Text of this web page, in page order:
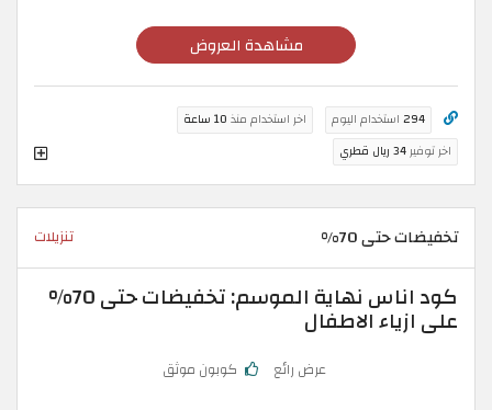
مشاهدة العروض
294 استخدام اليوم اخر استخدام منذ 10 ساعة
اخر توفير34 ريال قطري
تخفيضات حتى 70% تنزيلات
كود اناس نهاية الموسم: تخفيضات حتى 70%
على ازياء الاطفال
عرض رائع كوبون موثق